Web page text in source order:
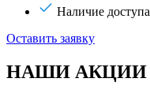
Наличие доступа
Оставить заявку
НАШИ АКЦИИ